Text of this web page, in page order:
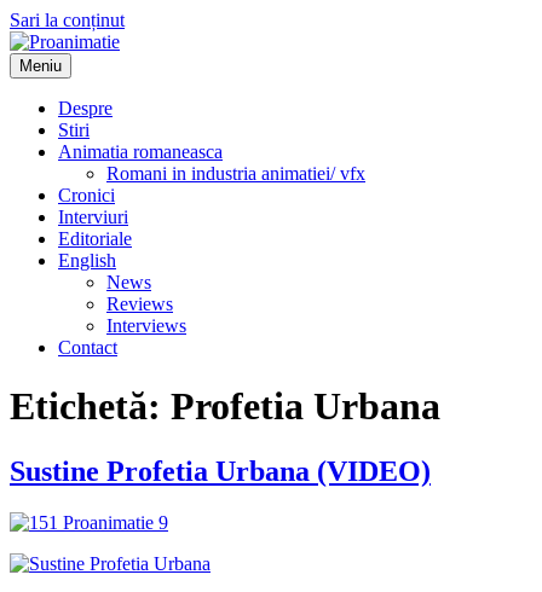
Sari la conținut
Proanimatie
Stiri despre filme de animatie
Meniu
Despre
Stiri
Animatia romaneasca
Romani in industria animatiei/ vfx
Cronici
Interviuri
Editoriale
English
News
Reviews
Interviews
Contact
Etichetă: Profetia Urbana
Sustine Profetia Urbana (VIDEO)